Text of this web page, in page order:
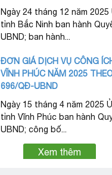
Ngày 24 tháng 12 năm
tỉnh Bắc Ninh ban hành
UBND; ban hành...
ĐƠN GIÁ DỊCH VỤ CÔNG
VĨNH PHÚC NĂM 2025
696/QĐ-UBND
Ngày 15 tháng 4 năm 2025
tỉnh Vĩnh Phúc ban hành
UBND; công bố...
Xem thêm